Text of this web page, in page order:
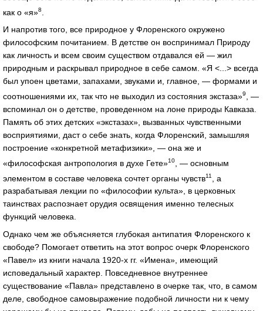
как о «я»8
И напротив того, все природное у Флоренского окружено
философским почитанием. В детстве он воспринимал Природу
как личность и всем своим существом отдавался ей — жил
природным и раскрывал природное в себе самом. «Я <...> всегда
был упоен цветами, запахами, звуками и, главное, — формами и
соотношениями их, так что не выходил из состояния экстаза»9
, —
вспоминал он о детстве, проведенном на лоне природы Кавказа.
Память об этих детских «экстазах», вызванных чувственными
восприятиями, даст о себе знать, когда Флоренский, замышляя
построение «конкретной метафизики», — она же и
«философская антропология в духе Гете»10
, — основным
элементом в составе человека сочтет органы чувств11
, а
разрабатывая лекции по «философии культа», в церковных
таинствах распознает орудия освящения именно телесных
функций человека.
Однако чем же объясняется глубокая антипатия Флоренского к
свободе? Помогает ответить на этот вопрос очерк Флоренского
«Павел» из книги начала 1920-х гг. «Имена», имеющий
исповедальный характер. Повседневное внутреннее
существование «Павла» представлено в очерке так, что, в самом
деле, свободное самовыражение подобной личности ни к чему